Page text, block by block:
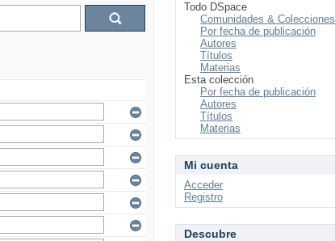
Todo DSpace
Comunidades & Colecciones
Por fecha de publicación
Autores
Títulos
Materias
Esta colección
Por fecha de publicación
Autores
Títulos
Materias
Mi cuenta
Acceder
Registro
Descubre